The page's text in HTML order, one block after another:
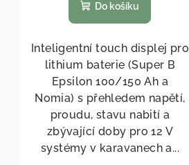
Do košíku
Inteligentní touch displej pro
lithium baterie (Super B
Epsilon 100/150 Ah a
Nomia) s přehledem napětí,
proudu, stavu nabití a
zbývající doby pro 12 V
systémy v karavanech a...